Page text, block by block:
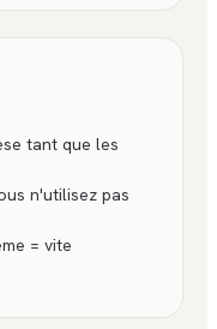
tant que les
n'utilisez pas
= vite